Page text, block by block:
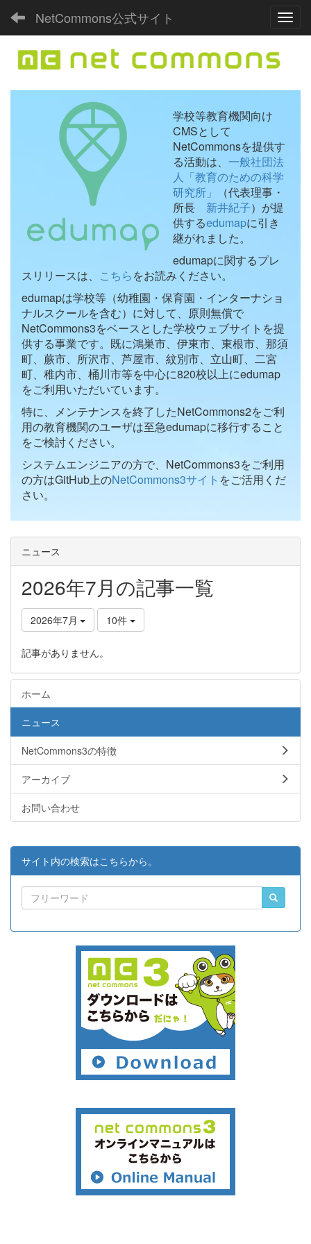
NetCommons公式サイト
学校等教育機関向け
CMSとして
NetCommonsを提供す
る活動は、 一般社団法
人「教育のための科学
研究所」
（代表理事・
所長 新井紀子）が提
供するedumapに引き
継がれました。
edumapに関するプレ
スリリースは、 こちらをお読みください。
edumapは学校等（幼稚園・保育園・インターナショ
ナルスクールを含む）に対して、原則無償で
NetCommons3をベースとした学校ウェブサイトを提
供する事業です。既に鴻巣市、伊東市、東根市、那須
町、蕨市、所沢市、芦屋市、紋別市、立山町、二宮
町、稚内市、桶川市等を中心に820校以上にedumap
をご利用いただいています。
特に、メンテナンスを終了したNetCommons2をご利
用の教育機関のユーザは至急edumapに移行すること
をご検討ください。
システムエンジニアの方で、NetCommons3をご利用
の方はGitHub上のNetCommons3サイト をご活用くだ
さい。
ニュース
2026年7月の記事一覧
2026年7月 10件
記事がありません。
ホーム
ニュース
NetCommons3の特徴
アーカイブ
お問い合わせ
サイト内の検索はこちらから。